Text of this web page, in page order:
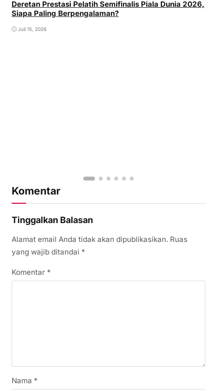
Deretan Prestasi Pelatih Semifinalis Piala Dunia 2026,
Siapa Paling Berpengalaman?
Juli 15, 2026
Komentar
Tinggalkan Balasan
Alamat email Anda tidak akan dipublikasikan. Ruas
yang wajib ditandai *
Komentar *
Nama *